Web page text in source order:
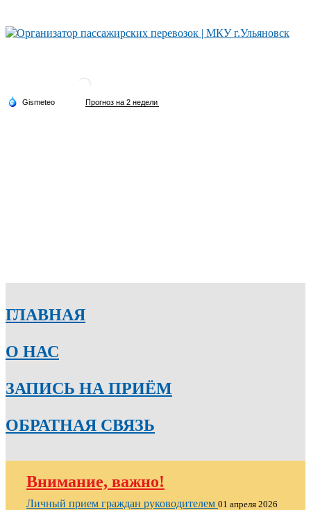
ГЛАВНАЯ
О НАС
ЗАПИСЬ НА ПРИЁМ
ОБРАТНАЯ СВЯЗЬ
Внимание, важно!
Личный прием граждан руководителем 01 апреля 2026